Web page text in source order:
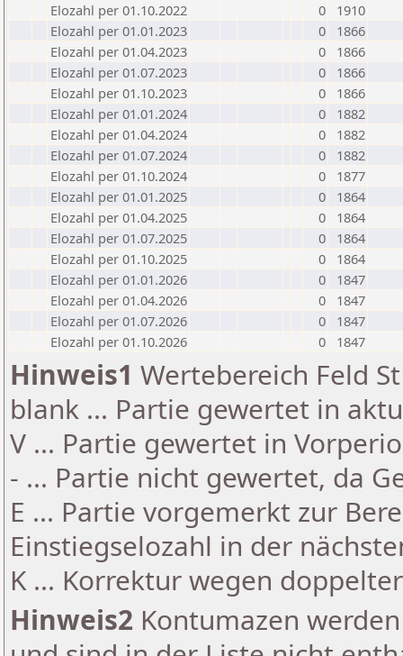
Elozahl per 01.10.2022
0
1910
Elozahl per 01.01.2023
0
1866
Elozahl per 01.04.2023
0
1866
Elozahl per 01.07.2023
0
1866
Elozahl per 01.10.2023
0
1866
Elozahl per 01.01.2024
0
1882
Elozahl per 01.04.2024
0
1882
Elozahl per 01.07.2024
0
1882
Elozahl per 01.10.2024
0
1877
Elozahl per 01.01.2025
0
1864
Elozahl per 01.04.2025
0
1864
Elozahl per 01.07.2025
0
1864
Elozahl per 01.10.2025
0
1864
Elozahl per 01.01.2026
0
1847
Elozahl per 01.04.2026
0
1847
Elozahl per 01.07.2026
0
1847
Elozahl per 01.10.2026
0 1847
Hinweis1 Wertebereich Feld
blank ... Partie gewertet in
V ... Partie gewertet in
- ... Partie nicht gewertet, da
E ... Partie vorgemerkt zur
Einstiegselozahl in der
K ... Korrektur wegen
Hinweis2 Kontumazen